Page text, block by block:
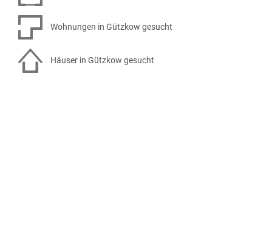
Wohnungen in Gützkow gesucht
Häuser in Gützkow gesucht